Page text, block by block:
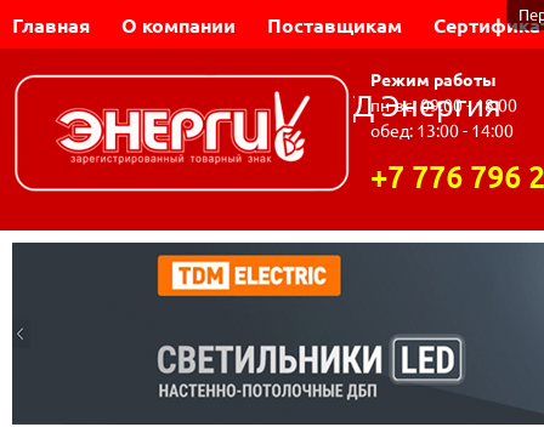
Главная О компании Поставщикам
Режим работы
пн-вс: 09:00 - 18:00
обед: 13:00 - 14:00
+7 776 796
Динар-Электромаш | ТД Энергия